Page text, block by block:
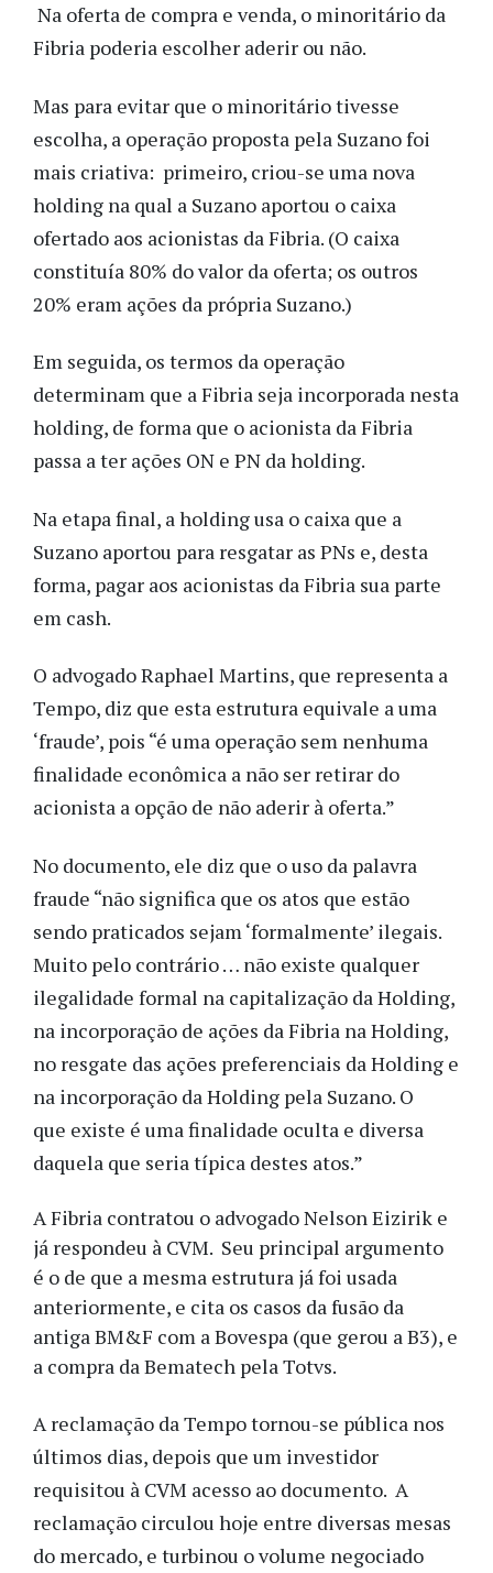
Na oferta de compra e venda, o minoritário da
Fibria poderia escolher aderir ou não.
Mas para evitar que o minoritário tivesse
escolha, a operação proposta pela Suzano foi
mais criativa: primeiro, criou-se uma nova
holding na qual a Suzano aportou o caixa
ofertado aos acionistas da Fibria. (O caixa
constituía 80% do valor da oferta; os outros
20% eram ações da própria Suzano.)
Em seguida, os termos da operação
determinam que a Fibria seja incorporada nesta
holding, de forma que o acionista da Fibria
passa a ter ações ON e PN da holding.
Na etapa final, a holding usa o caixa que a
Suzano aportou para resgatar as PNs e, desta
forma, pagar aos acionistas da Fibria sua parte
em cash.
O advogado Raphael Martins, que representa a
Tempo, diz que esta estrutura equivale a uma
‘fraude’, pois “é uma operação sem nenhuma
finalidade econômica a não ser retirar do
acionista a opção de não aderir à oferta.”
No documento, ele diz que o uso da palavra
fraude “não significa que os atos que estão
sendo praticados sejam ‘formalmente’ ilegais.
Muito pelo contrário … não existe qualquer
ilegalidade formal na capitalização da Holding,
na incorporação de ações da Fibria na Holding,
no resgate das ações preferenciais da Holding e
na incorporação da Holding pela Suzano. O
que existe é uma finalidade oculta e diversa
daquela que seria típica destes atos.”
A Fibria contratou o advogado Nelson Eizirik e
já respondeu à CVM. Seu principal argumento
é o de que a mesma estrutura já foi usada
anteriormente, e cita os casos da fusão da
antiga BM&F com a Bovespa (que gerou a B3), e
a compra da Bematech pela Totvs.
A reclamação da Tempo tornou-se pública nos
últimos dias, depois que um investidor
requisitou à CVM acesso ao documento. A
reclamação circulou hoje entre diversas mesas
do mercado, e turbinou o volume negociado